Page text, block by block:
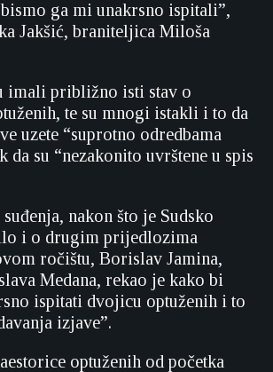
bismo ga mi unakrsno ispitali”,
Jakšić, braniteljica Miloša
imali približno isti stav o
te su mnogi istakli i to da
uzete “suprotno odredbama
da su “nezakonito uvrštene u spis
nakon što je Sudsko
i o drugim prijedlozima
ročištu, Borislav Jamina,
Medana, rekao je kako bi
ispitati dvojicu optuženih i to
izjave”.
optuženih od početka